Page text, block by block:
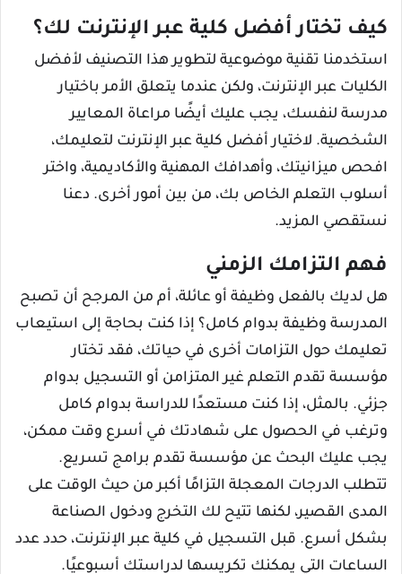
كيف تختار أفضل كلية عبر الإنترنت لك؟
استخدمنا تقنية موضوعية لتطوير هذا التصنيف لأفضل
الكليات عبر الإنترنت، ولكن عندما يتعلق الأمر باختيار
مدرسة لنفسك، يجب عليك أيضًا مراعاة المعايير
الشخصية. لاختيار أفضل كلية عبر الإنترنت لتعليمك،
افحص ميزانيتك، وأهدافك المهنية والأكاديمية، واختر
أسلوب التعلم الخاص بك، من بين أمور أخرى. دعنا
نستقصي المزيد.
فهم التزامك الزمني
هل لديك بالفعل وظيفة أو عائلة، أم من المرجح أن تصبح
المدرسة وظيفة بدوام كامل؟ إذا كنت بحاجة إلى استيعاب
تعليمك حول التزامات أخرى في حياتك، فقد تختار
مؤسسة تقدم التعلم غير المتزامن أو التسجيل بدوام
جزئي. بالمثل، إذا كنت مستعدًا للدراسة بدوام كامل
وترغب في الحصول على شهادتك في أسرع وقت ممكن،
يجب عليك البحث عن مؤسسة تقدم برامج تسريع.
تتطلب الدرجات المعجلة التزامًا أكبر من حيث الوقت على
المدى القصير، لكنها تتيح لك التخرج ودخول الصناعة
بشكل أسرع. قبل التسجيل في كلية عبر الإنترنت، حدد عدد
الساعات التي يمكنك تكريسها لدراستك أسبوعيًا.